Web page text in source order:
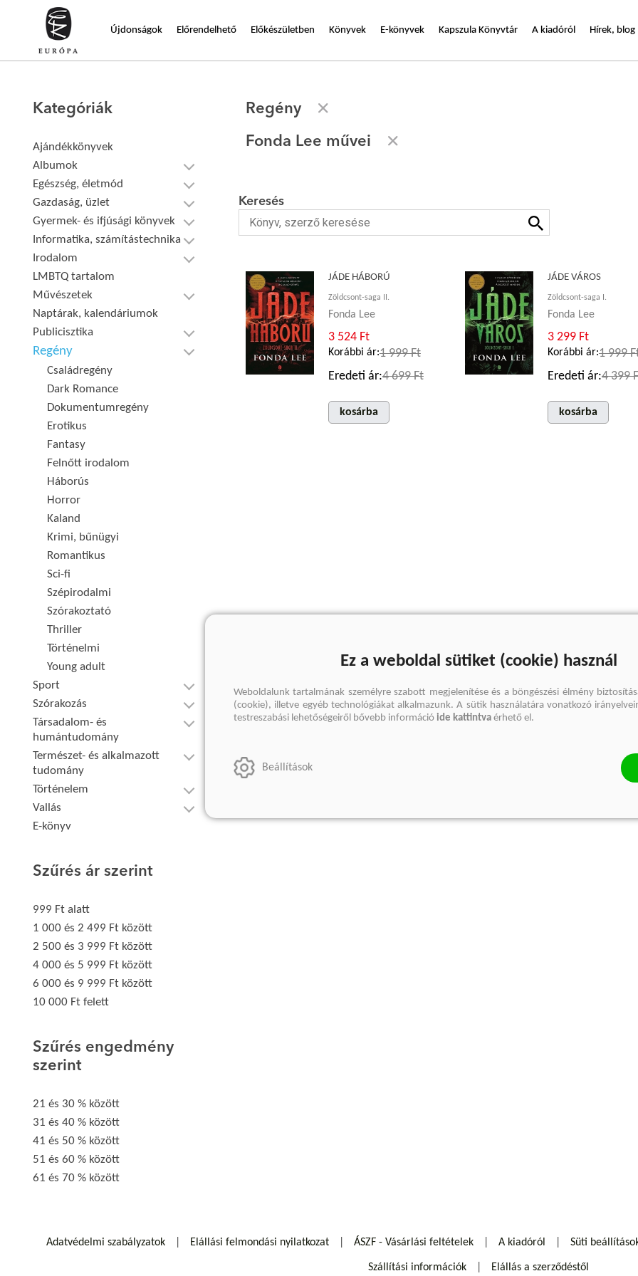
Újdonságok Előrendelhető Előkészületben Könyvek E-könyvek Kapszula Könyvtár A kiadóról Hírek, blog
Kategóriák
Ajándékkönyvek
Albumok
Egészség, életmód
Gazdaság, üzlet
Gyermek- és ifjúsági könyvek
Informatika, számítástechnika
Irodalom
LMBTQ tartalom
Művészetek
Naptárak, kalendáriumok
Publicisztika
Regény
Családregény
Dark Romance
Dokumentumregény
Erotikus
Fantasy
Felnőtt irodalom
Háborús
Horror
Kaland
Krimi, bűnügyi
Romantikus
Sci-fi
Szépirodalmi
Szórakoztató
Thriller
Történelmi
Young adult
Sport
Szórakozás
Társadalom- és
humántudomány
Természet- és alkalmazott
tudomány
Történelem
Vallás
E-könyv
Szűrés ár szerint
999 Ft alatt
1 000 és 2 499 Ft között
2 500 és 3 999 Ft között
4 000 és 5 999 Ft között
6 000 és 9 999 Ft között
10 000 Ft felett
Szűrés engedmény
szerint
21 és 30 % között
31 és 40 % között
41 és 50 % között
51 és 60 % között
61 és 70 % között
Regény
Fonda Lee művei
Keresés
JÁDE HÁBORÚ
Zöldcsont-saga II.
Fonda Lee
3 524 Ft
Korábbi ár:1 999 Ft
Eredeti ár:4 699 Ft
kosárba
JÁDE VÁROS
Zöldcsont-saga I.
Fonda Lee
3 299 Ft
Korábbi ár:1 999
Eredeti ár:4 399
kosárba
Adatvédelmi szabályzatok Elállási felmondási nyilatkozat ÁSZF - Vásárlási feltételek A kiadóról Süti
Szállítási információk Elállás a szerződéstől
Ez a weboldal sütiket (cookie) használ
Weboldalunk tartalmának személyre szabott megjelenítése és a böngészési élmény
(cookie), illetve egyéb technológiákat alkalmazunk. A sütik használatára vonatkozó
testreszabási lehetőségeiről bővebb információ ide kattintva érhető el.
Beállítások